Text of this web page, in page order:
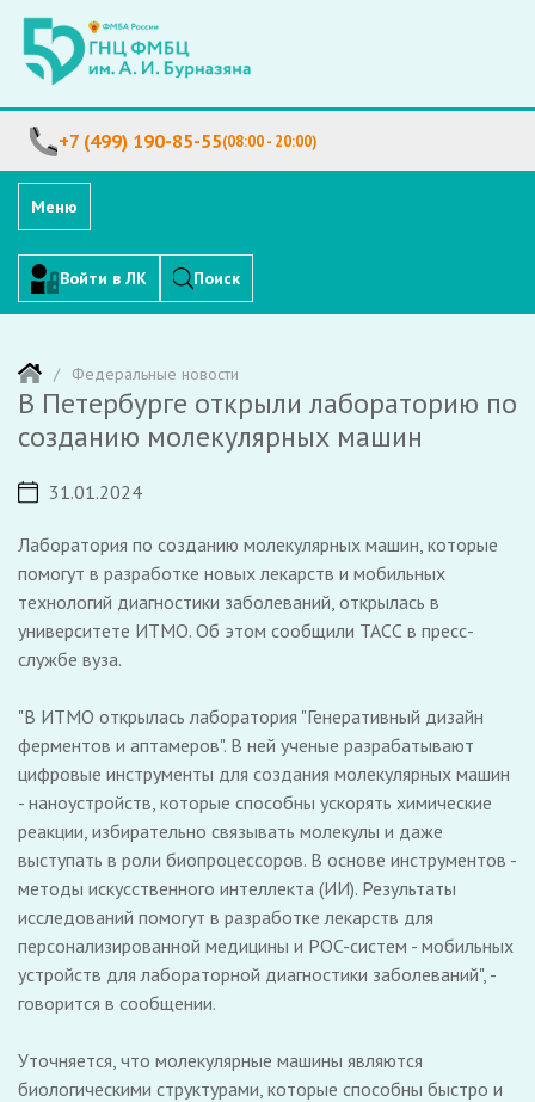
+7 (499) 190-85-55(08:00 - 20:00)
Меню
Войти в ЛК Поиск
Федеральные новости
В Петербурге открыли лабораторию по
созданию молекулярных машин
31.01.2024
Лаборатория по созданию молекулярных машин, которые
помогут в разработке новых лекарств и мобильных
технологий диагностики заболеваний, открылась в
университете ИТМО. Об этом сообщили ТАСС в пресс-
службе вуза.
"В ИТМО открылась лаборатория "Генеративный дизайн
ферментов и аптамеров". В ней ученые разрабатывают
цифровые инструменты для создания молекулярных машин
- наноустройств, которые способны ускорять химические
реакции, избирательно связывать молекулы и даже
выступать в роли биопроцессоров. В основе инструментов -
методы искусственного интеллекта (ИИ). Результаты
исследований помогут в разработке лекарств для
персонализированной медицины и POC-систем - мобильных
устройств для лабораторной диагностики заболеваний", -
говорится в сообщении.
Уточняется, что молекулярные машины являются
биологическими структурами, которые способны быстро и